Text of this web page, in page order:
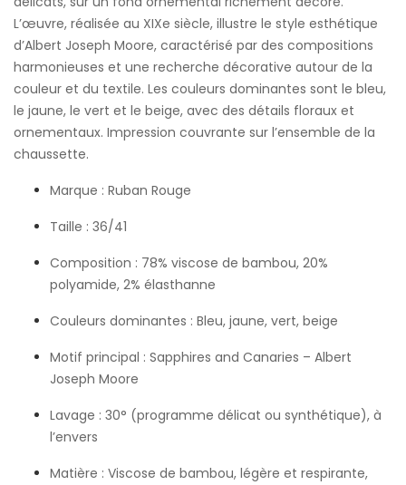
L’œuvre, réalisée au XIXe siècle, illustre le style esthétique
d’Albert Joseph Moore, caractérisé par des compositions
harmonieuses et une recherche décorative autour de la
couleur et du textile. Les couleurs dominantes sont le bleu,
le jaune, le vert et le beige, avec des détails floraux et
ornementaux. Impression couvrante sur l’ensemble de la
chaussette.
Marque : Ruban Rouge
Taille : 36/41
Composition : 78% viscose de bambou, 20%
polyamide, 2% élasthanne
Couleurs dominantes : Bleu, jaune, vert, beige
Motif principal : Sapphires and Canaries – Albert
Joseph Moore
Lavage : 30° (programme délicat ou synthétique), à
l’envers
Matière : Viscose de bambou, légère et respirante,